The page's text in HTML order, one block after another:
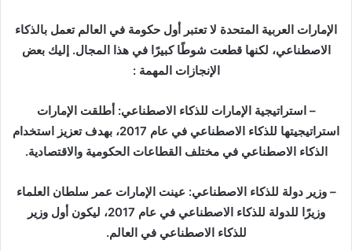
ل
ب
ا
ر
الإمارات العربية المتحدة لا تعتبر أول حكومة في العالم تعمل بالذكاء
الاصطناعي، لكنها قطعت شوطًا كبيرًا في هذا المجال. إليك بعض
الإنجازات المهمة :
– استراتيجية الإمارات للذكاء الاصطناعي: أطلقت الإمارات
استراتيجيتها للذكاء الاصطناعي في عام 2017، بهدف تعزيز استخدام
الذكاء الاصطناعي في مختلف القطاعات الحكومية والاقتصادية.
– وزير دولة للذكاء الاصطناعي: عينت الإمارات عمر سلطان العلماء
وزيرًا للدولة للذكاء الاصطناعي في عام 2017، ليكون أول وزير
للذكاء الاصطناعي في العالم.